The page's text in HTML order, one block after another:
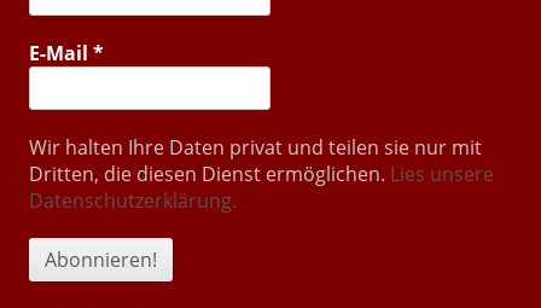
E-Mail *
Wir halten Ihre Daten privat und teilen sie nur mit
Dritten, die diesen Dienst ermöglichen. Lies unsere
Datenschutzerklärung.